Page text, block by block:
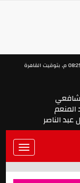
المنعم
عبد الناصر
Toggle